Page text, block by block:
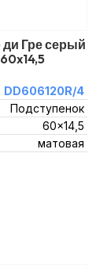
Гре серый
DD606120R/4
Подступенок
60x14,5
матовая